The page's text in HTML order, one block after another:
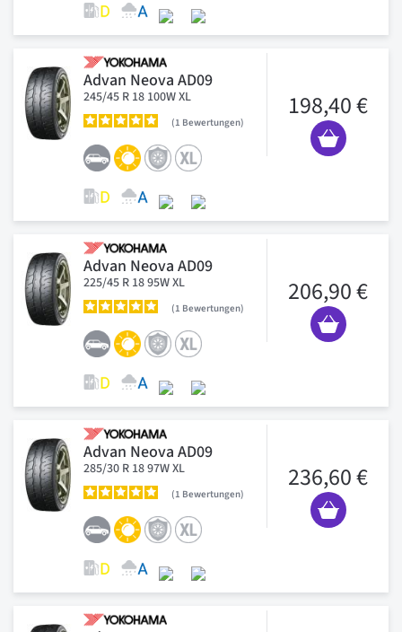
Advan Neova AD09
245/45 R 18 100W XL
1 Bewertungen
198,40 €
Advan Neova AD09
225/45 R 18 95W XL
1 Bewertungen
206,90 €
Advan Neova AD09
285/30 R 18 97W XL
1 Bewertungen
236,60 €